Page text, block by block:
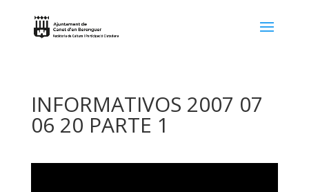
INFORMATIVOS 2007 07
06 20 PARTE 1